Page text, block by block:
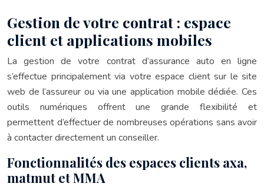
Gestion de votre contrat : espace
client et applications mobiles
La gestion de votre contrat d’assurance auto en ligne
s’effectue principalement via votre espace client sur le site
web de l’assureur ou via une application mobile dédiée. Ces
outils numériques offrent une grande flexibilité et
permettent d’effectuer de nombreuses opérations sans avoir
à contacter directement un conseiller.
Fonctionnalités des espaces clients axa,
matmut et MMA